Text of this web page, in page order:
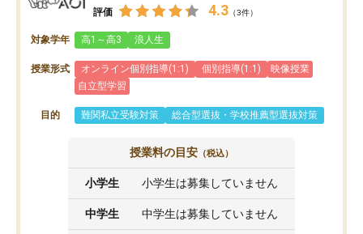
評価 4.3 （3件）
対象学年 高1～高3 浪人生
授業形式 オンライン個別指導(1:1) 個別指導(1:1)
映像授業
自立型学習
目的 難関私立受験対策 総合型選抜・学校推薦型選抜対策
授業料の目安 （税込）
小学生 小学生は募集していません
中学生 中学生は募集していません